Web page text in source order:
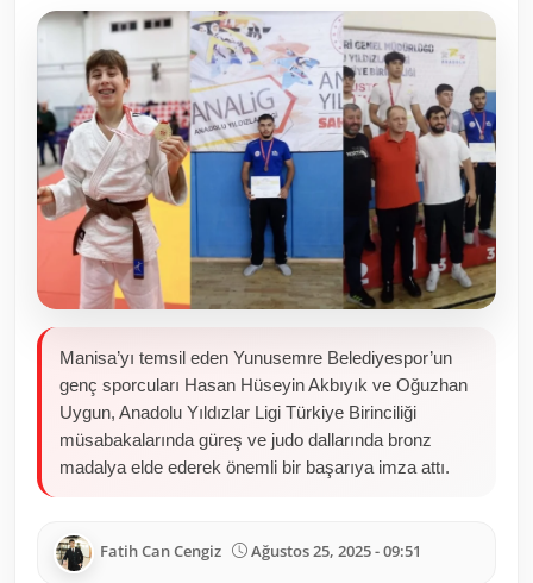
Sivil Toplum Kuruluşları
Kamu Kurumları ve Üst Kurullar
Resmi Reklamlar
Manisa’yı temsil eden Yunusemre Belediyespor’un
genç sporcuları Hasan Hüseyin Akbıyık ve Oğuzhan
Uygun, Anadolu Yıldızlar Ligi Türkiye Birinciliği
müsabakalarında güreş ve judo dallarında bronz
madalya elde ederek önemli bir başarıya imza attı.
Fatih Can Cengiz Ağustos 25, 2025 - 09:51